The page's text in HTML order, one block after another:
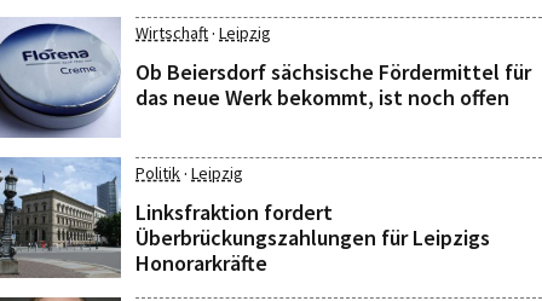
Wirtschaft· Leipzig
Ob Beiersdorf sächsische Fördermittel für
das neue Werk bekommt, ist noch offen
Politik· Leipzig
Linksfraktion fordert
Überbrückungszahlungen für Leipzigs
Honorarkräfte